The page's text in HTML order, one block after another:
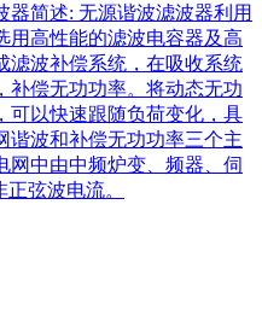
简述: 无源谐波滤波器利用
用高性能的滤波电容器及高
滤波补偿系统，在吸收系统
补偿无功功率。将动态无功
可以快速跟随负荷变化，具
谐波和补偿无功功率三个主
网中由中频炉变、频器、伺
弦波电流。